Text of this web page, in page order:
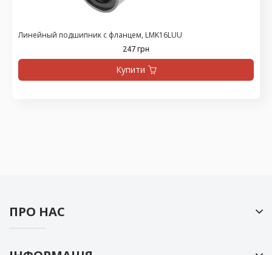
Линейный подшипник с фланцем, LMK16LUU
247 грн
Купити
ПРО НАС